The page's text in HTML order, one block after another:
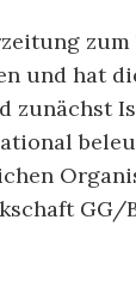
und hat
zunächst
GG/